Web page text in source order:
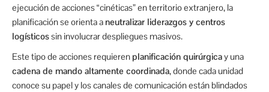
ejecución de acciones “cinéticas” en territorio extranjero, la
planificación se orienta a neutralizar liderazgos y centros
logísticossin involucrar despliegues masivos.
Este tipo de acciones requieren planificación quirúrgicay una
cadena de mando altamente coordinada, donde cada unidad
conoce su papel y los canales de comunicación están blindados